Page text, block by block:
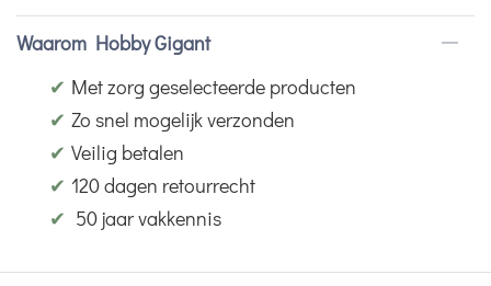
Waarom Hobby Gigant
✔ Met zorg geselecteerde producten
✔ Zo snel mogelijk verzonden
✔ Veilig betalen
✔ 120 dagen retourrecht
✔ 50 jaar vakkennis